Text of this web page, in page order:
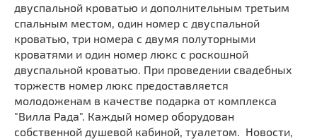
двуспальной кроватью и дополнительным третьим
спальным местом, один номер с двуспальной
кроватью, три номера с двумя полуторными
кроватями и один номер люкс с роскошной
двуспальной кроватью. При проведении свадебных
торжеств номер люкс предоставляется
молодоженам в качестве подарка от комплекса
"Вилла Рада". Каждый номер оборудован
собственной душевой кабиной, туалетом. Новости,